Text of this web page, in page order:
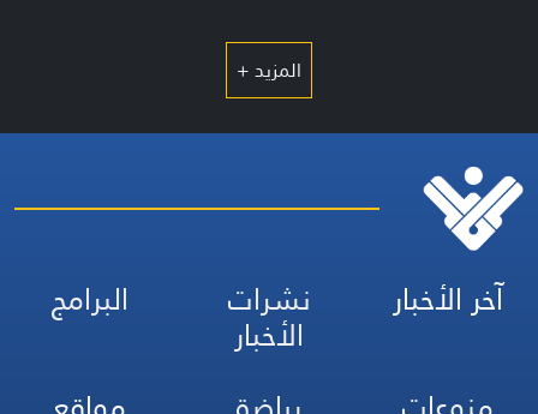
المزيد +
آخر الأخبار نشرات
الأخبار
البرامج